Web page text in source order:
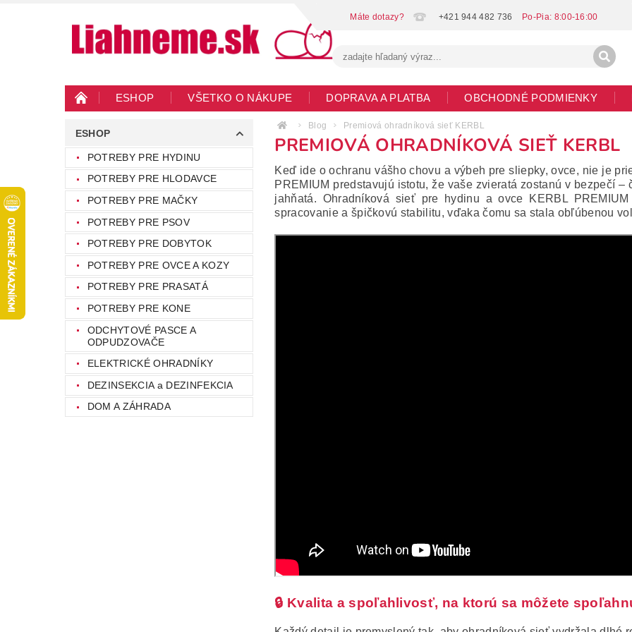
+421 944 482 736
ESHOP VŠETKO O NÁKUPE DOPRAVA A PLATBA OBCHODNÉ PODMIENKY
BLOG MOJA OBJEDNÁVKA
ESHOP
POTREBY PRE HYDINU
POTREBY PRE HLODAVCE
POTREBY PRE MAČKY
POTREBY PRE PSOV
POTREBY PRE DOBYTOK
POTREBY PRE OVCE A KOZY
POTREBY PRE PRASATÁ
POTREBY PRE KONE
ODCHYTOVÉ PASCE A
ODPUDZOVAČE
ELEKTRICKÉ OHRADNÍKY
DEZINSEKCIA a DEZINFEKCIA
DOM A ZÁHRADA
Blog Premiová ohradníková sieť KERBL
PREMIOVÁ OHRADNÍKOVÁ SIEŤ KERBL
Keď ide o ochranu vášho chovu a výbeh pre sliepky, ovce, nie je
PREMIUM predstavujú istotu, že vaše zvieratá zostanú v bezpečí
jahňatá. Ohradníková sieť pre hydinu a ovce KERBL
spracovanie a špičkovú stabilitu, vďaka čomu sa stala obľúbenou
🔒 Kvalita a spoľahlivosť, na ktorú sa môžete